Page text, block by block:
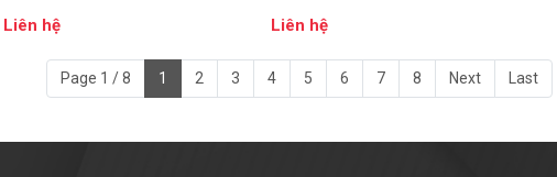
Liên hệ Liên hệ
Page 1 / 8 1 2 3 4 5 6 7 8 Next Last